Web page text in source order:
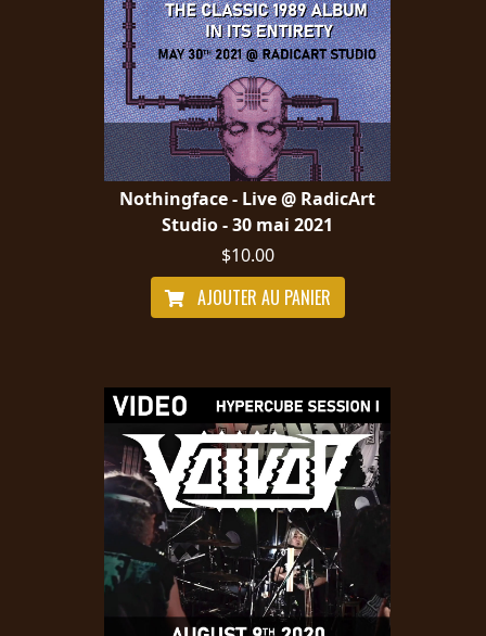
Nothingface - Live @ RadicArt
Studio - 30 mai 2021
$10.00
AJOUTER AU PANIER